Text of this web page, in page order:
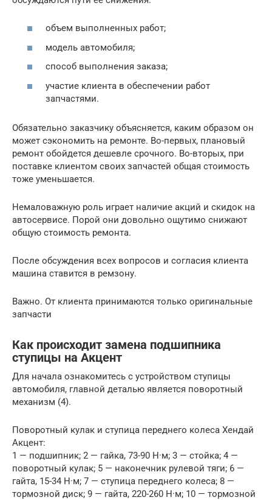
объем выполненных работ;
модель автомобиля;
способ выполнения заказа;
участие клиента в обеспечении работ
запчастями.
Обязательно заказчику объясняется, каким образом он
может сэкономить на ремонте. Во-первых, плановый
ремонт обойдется дешевле срочного. Во-вторых, при
поставке клиентом своих запчастей общая стоимость
тоже уменьшается.
Немаловажную роль играет наличие акций и скидок на
автосервисе. Порой они довольно ощутимо снижают
общую стоимость ремонта.
После обсуждения всех вопросов и согласия клиента
машина ставится в ремзону.
Важно. От клиента принимаются только оригинальные
запчасти
Как происходит замена подшипника
ступицы на Акцент
Для начала ознакомитесь с устройством ступицы
автомобиля, главной деталью является поворотный
механизм (4).
Поворотный кулак и ступица переднего колеса Хендай
Акцент:
1 — подшипник; 2 — гайка, 73-90 Н·м; 3 — стойка; 4 —
поворотный кулак; 5 — наконечник рулевой тяги; 6 —
гайта, 15-34 Н·м; 7 — ступица переднего колеса; 8 —
тормозной диск; 9 — гайта, 220-260 Н·м; 10 — тормозной